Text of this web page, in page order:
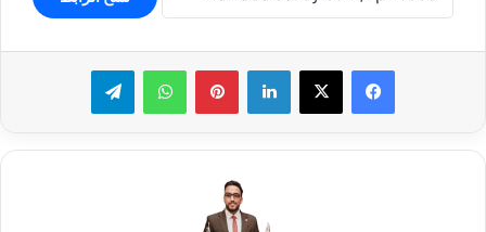
لينكدإن بينتيريستواتساب تيلقرام